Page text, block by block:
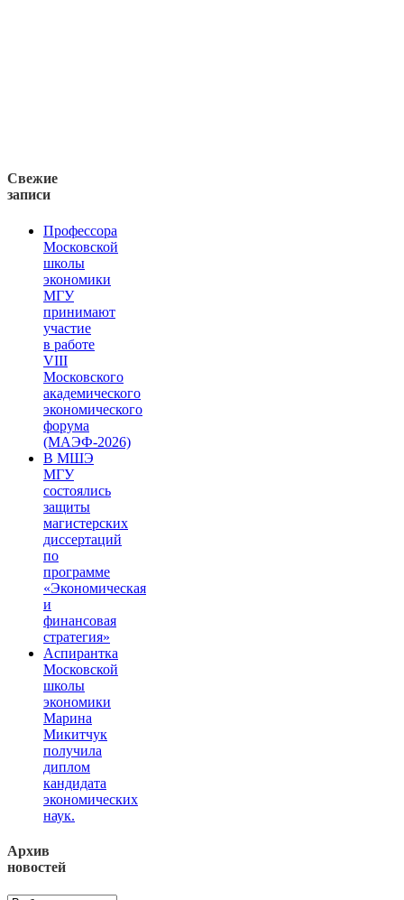
Свежие
записи
Профессора
Московской
школы
экономики
МГУ
принимают
участие
в работе
VIII
Московского
академического
экономического
форума
(МАЭФ-2026)
В МШЭ
МГУ
состоялись
защиты
магистерских
диссертаций
по
программе
«Экономическая
и
финансовая
стратегия»
Аспирантка
Московской
школы
экономики
Марина
Микитчук
получила
диплом
кандидата
экономических
наук.
Архив
новостей